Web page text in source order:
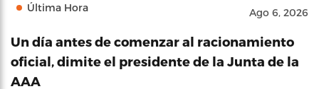
Última Hora Ago 6, 2026
Un día antes de comenzar al racionamiento
oficial, dimite el presidente de la Junta de la
AAA